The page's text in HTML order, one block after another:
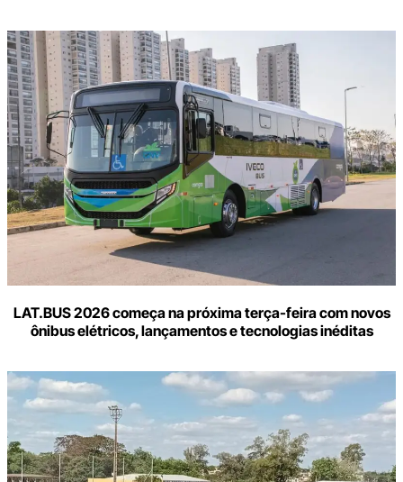
LAT.BUS 2026 começa na próxima terça-feira com novos
ônibus elétricos, lançamentos e tecnologias inéditas